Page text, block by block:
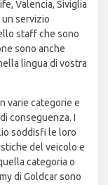
Valencia, Siviglia
un servizio
staff che sono
sono anche
lingua di vostra
varie categorie e
conseguenza. I
soddisfi le loro
del veicolo e
categoria o
di Goldcar sono